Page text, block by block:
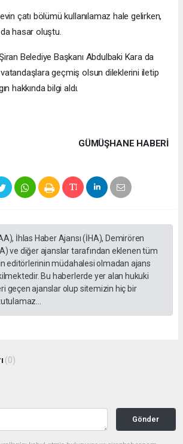
çatı bölümü kullanılamaz hale gelirken,
da hasar oluştu.
Belediye Başkanı Abdulbaki Kara da
geçmiş olsun dileklerini iletip
hakkında bilgi aldı.
GÜMÜŞHANE HABERİ
İhlas Haber Ajansı (İHA), Demirören
ve diğer ajanslar tarafından eklenen tüm
editörlerinin müdahalesi olmadan ajans
Bu haberlerde yer alan hukuki
geçen ajanslar olup sitemizin hiç bir
(0)
Gönder